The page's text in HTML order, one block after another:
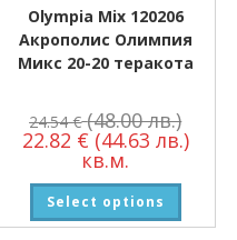
Olympia Mix 120206
Акрополис Олимпия
Микс 20-20 теракота
24.54€ (48.00 лв.)
22.82 € (44.63 лв.)
кв.м.
Select options